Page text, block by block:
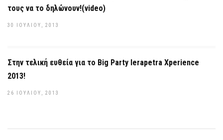
τους να το δηλώνουν!(video)
30 ΙΟΥΛΊΟΥ, 2013
Στην τελική ευθεία για το Big Party Ierapetra Xperience
2013!
26 ΙΟΥΛΊΟΥ, 2013